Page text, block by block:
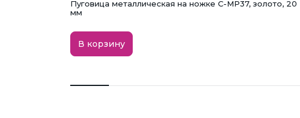
Пуговица металлическая на ножке C-MP37, золото, 20
мм
В корзину